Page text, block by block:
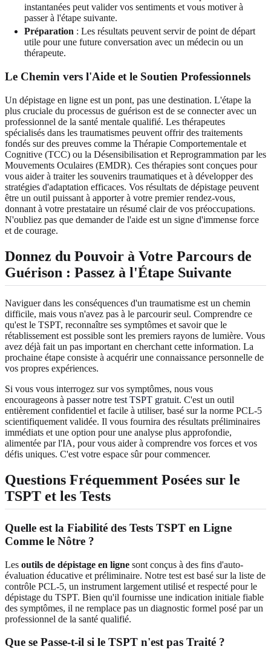
instantanées peut valider vos sentiments et vous motiver à
passer à l'étape suivante.
Préparation : Les résultats peuvent servir de point de départ
utile pour une future conversation avec un médecin ou un
thérapeute.
Le Chemin vers l'Aide et le Soutien Professionnels
Un dépistage en ligne est un pont, pas une destination. L'étape la
plus cruciale du processus de guérison est de se connecter avec un
professionnel de la santé mentale qualifié. Les thérapeutes
spécialisés dans les traumatismes peuvent offrir des traitements
fondés sur des preuves comme la Thérapie Comportementale et
Cognitive (TCC) ou la Désensibilisation et Reprogrammation par les
Mouvements Oculaires (EMDR). Ces thérapies sont conçues pour
vous aider à traiter les souvenirs traumatiques et à développer des
stratégies d'adaptation efficaces. Vos résultats de dépistage peuvent
être un outil puissant à apporter à votre premier rendez-vous,
donnant à votre prestataire un résumé clair de vos préoccupations.
N'oubliez pas que demander de l'aide est un signe d'immense force
et de courage.
Donnez du Pouvoir à Votre Parcours de
Guérison : Passez à l'Étape Suivante
Naviguer dans les conséquences d'un traumatisme est un chemin
difficile, mais vous n'avez pas à le parcourir seul. Comprendre ce
qu'est le TSPT, reconnaître ses symptômes et savoir que le
rétablissement est possible sont les premiers rayons de lumière. Vous
avez déjà fait un pas important en cherchant cette information. La
prochaine étape consiste à acquérir une connaissance personnelle de
vos propres expériences.
Si vous vous interrogez sur vos symptômes, nous vous
encourageons à passer notre test TSPT gratuit. C'est un outil
entièrement confidentiel et facile à utiliser, basé sur la norme PCL-5
scientifiquement validée. Il vous fournira des résultats préliminaires
immédiats et une option pour une analyse plus approfondie,
alimentée par l'IA, pour vous aider à comprendre vos forces et vos
défis uniques. C'est votre espace sûr pour commencer.
Questions Fréquemment Posées sur le
TSPT et les Tests
Quelle est la Fiabilité des Tests TSPT en Ligne
Comme le Nôtre ?
Les outils de dépistage en ligne sont conçus à des fins d'auto-
évaluation éducative et préliminaire. Notre test est basé sur la liste de
contrôle PCL-5, un instrument largement utilisé et respecté pour le
dépistage du TSPT. Bien qu'il fournisse une indication initiale fiable
des symptômes, il ne remplace pas un diagnostic formel posé par un
professionnel de la santé qualifié.
Que se Passe-t-il si le TSPT n'est pas Traité ?